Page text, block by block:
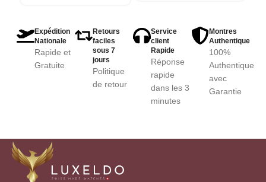
Expédition
Nationale
Rapide et
Gratuite
Retours
faciles
sous 7
jours
Politique
de retour
Service
client
Rapide
Réponse
rapide
dans les 3
minutes
Montres
Authentique
100%
Authentique
avec
Garantie